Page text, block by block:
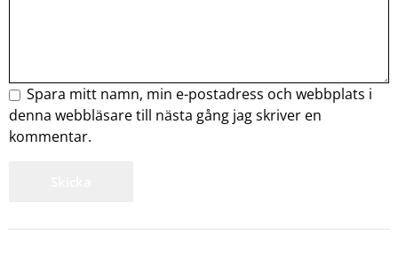
Spara mitt namn, min e-postadress och webbplats i
denna webbläsare till nästa gång jag skriver en
kommentar.